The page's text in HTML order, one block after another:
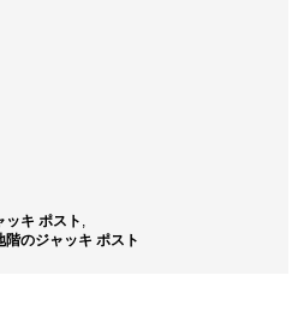
キ ポスト ,
のジャッキ ポスト